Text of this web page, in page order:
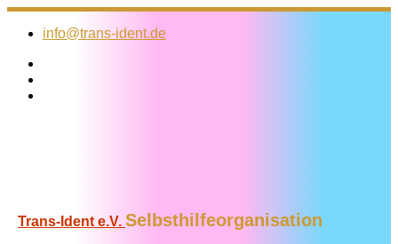
Zum
Inhalt
info@trans-ident.de
Trans-Ident e.V. Selbsthilfeorganisation